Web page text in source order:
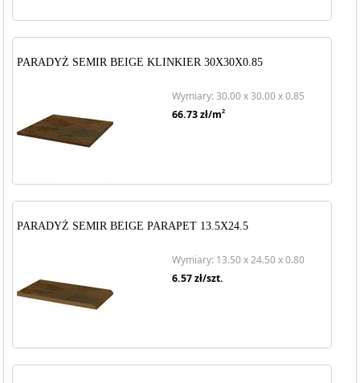
PARADYŻ SEMIR BEIGE KLINKIER 30X30X0.85
Wymiary: 30.00 x 30.00 x 0.85
66.73zł/m2
PARADYŻ SEMIR BEIGE PARAPET 13.5X24.5
Wymiary: 13.50 x 24.50 x 0.80
6.57zł/szt.